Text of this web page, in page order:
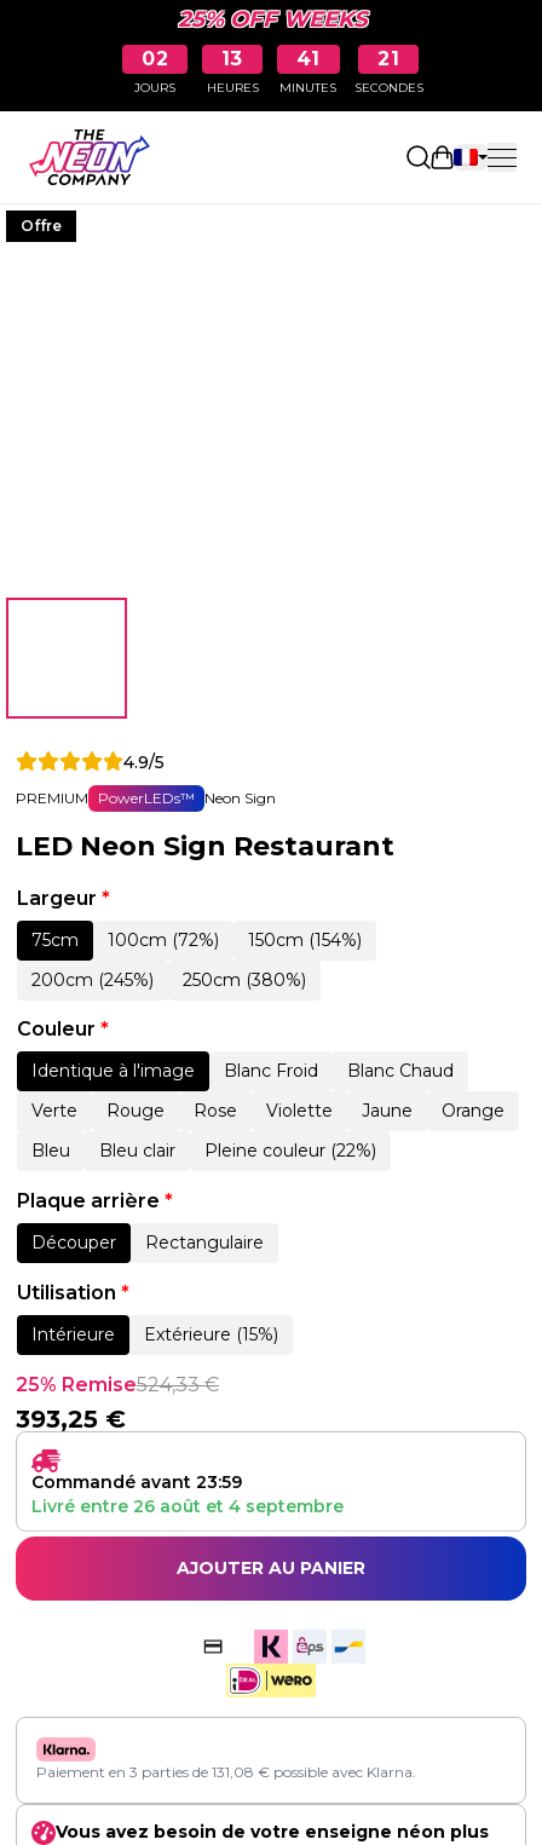
25% OFF WEEKS
02
JOURS
13
HEURES
41
MINUTES
21
SECONDES
Ouvrir le
Offre
4.9/5
PREMIUM PowerLEDs™ Neon Sign
LED Neon Sign Restaurant
Largeur *
75cm 100cm (72%)
150cm (154%)
200cm (245%)
250cm (380%)
Couleur *
Identique à l'image Blanc Froid
Blanc Chaud
Verte
Rouge Rose Violette Jaune
Orange
Bleu
Bleu clair Pleine couleur (22%)
Plaque arrière *
Découper Rectangulaire
Utilisation *
Intérieure Extérieure (15%)
25% Remise524,33€
393,25 €
Commandé avant 23:59
Livré entre 26 août et 4 septembre
AJOUTER AU PANIER
Paiement en 3 parties de 131,08 € possible avec Klarna.
Vous avez besoin de votre enseigne néon plus